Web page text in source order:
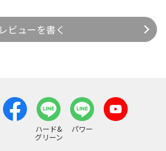
レビューを書く
ハード&
グリーン
パワー